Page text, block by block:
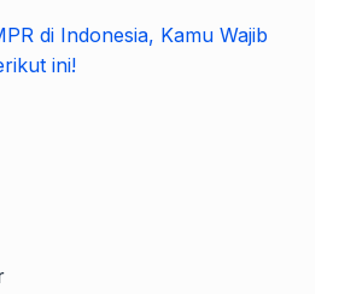
di Indonesia, Kamu Wajib
ini!